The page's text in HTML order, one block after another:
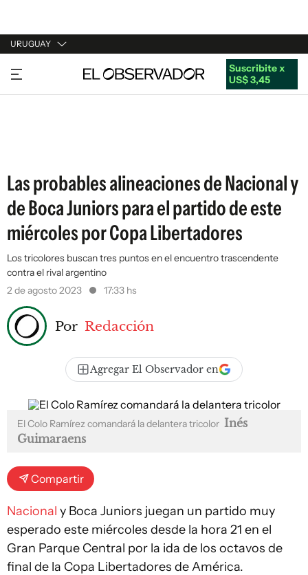
URUGUAY
URUGUAY
ARGENTINA
Suscribite x
US$ 3,45
Las probables alineaciones de Nacional y
de Boca Juniors para el partido de este
miércoles por Copa Libertadores
Los tricolores buscan tres puntos en el encuentro trascendente
contra el rival argentino
2 de agosto 2023
17:33 hs
Por Redacción
Agregar El Observador en
El Colo Ramírez comandará la delantera tricolor Inés
Guimaraens
Compartir
Nacional y Boca Juniors juegan un partido muy
esperado este miércoles desde la hora 21 en el
Gran Parque Central por la ida de los octavos de
final de la Copa Libertadores de América.